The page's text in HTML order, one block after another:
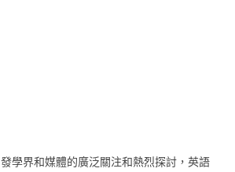
學界和媒體的廣泛關注和熱烈探討，英語